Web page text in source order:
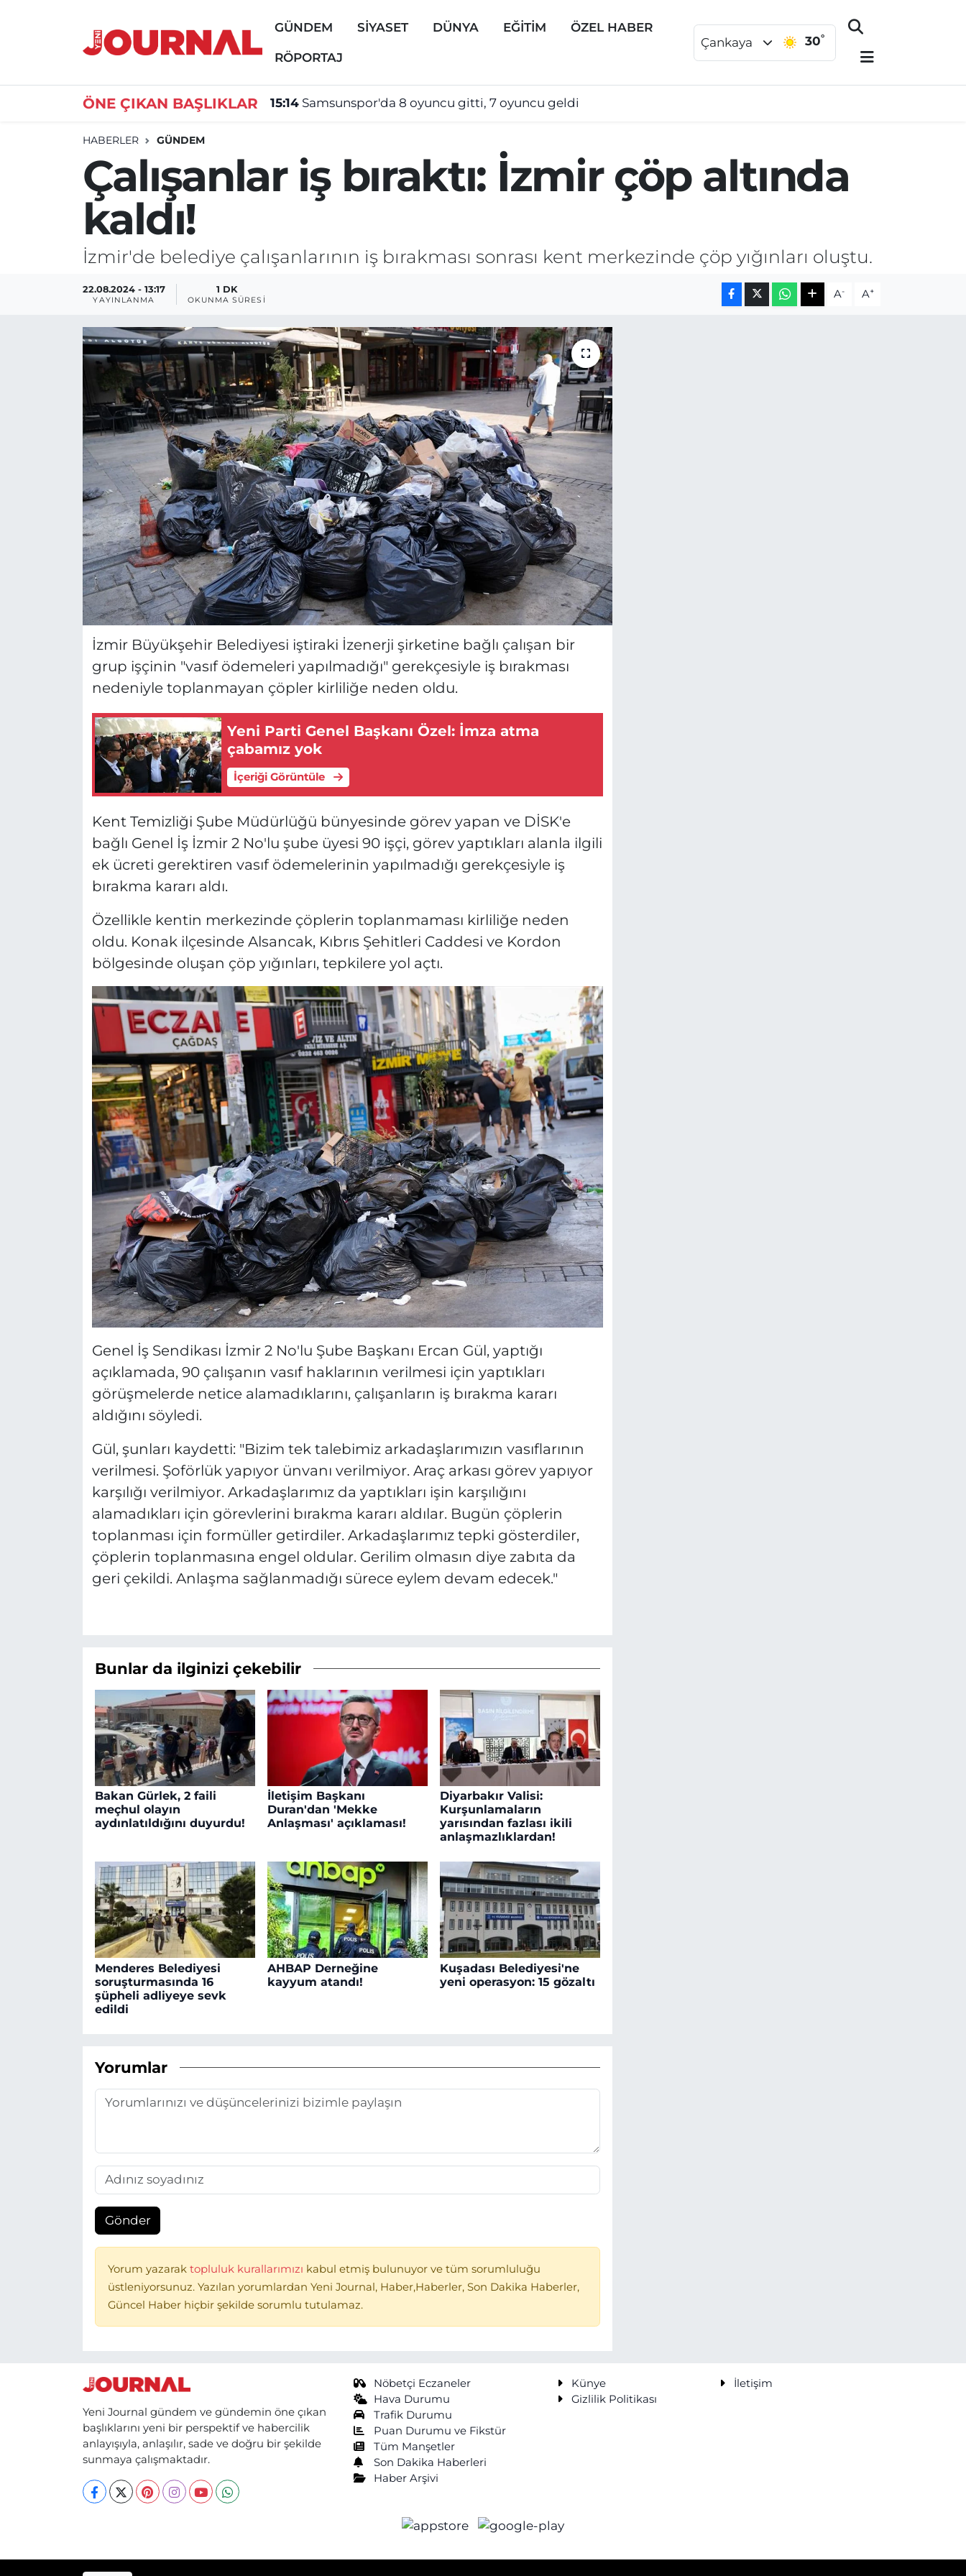
GÜNDEM SİYASET DÜNYA EĞİTİM ÖZEL HABER
RÖPORTAJ
Çankaya 30°
ÖNE ÇIKAN BAŞLIKLAR 15:14 Samsunspor'da 8 oyuncu gitti, 7 oyuncu geldi
HABERLER GÜNDEM
Çalışanlar iş bıraktı: İzmir çöp altında
kaldı!
İzmir'de belediye çalışanlarının iş bırakması sonrası kent merkezinde çöp yığınları oluştu.
22.08.2024 - 13:17
YAYINLANMA
1 DK
OKUNMA SÜRESI A- A+
İzmir Büyükşehir Belediyesi iştiraki İzenerji şirketine bağlı çalışan bir
grup işçinin "vasıf ödemeleri yapılmadığı" gerekçesiyle iş bırakması
nedeniyle toplanmayan çöpler kirliliğe neden oldu.
Yeni Parti Genel Başkanı Özel: İmza atma
çabamız yok
İçeriği Görüntüle
Kent Temizliği Şube Müdürlüğü bünyesinde görev yapan ve DİSK'e
bağlı Genel İş İzmir 2 No'lu şube üyesi 90 işçi, görev yaptıkları alanla ilgili
ek ücreti gerektiren vasıf ödemelerinin yapılmadığı gerekçesiyle iş
bırakma kararı aldı.
Özellikle kentin merkezinde çöplerin toplanmaması kirliliğe neden
oldu. Konak ilçesinde Alsancak, Kıbrıs Şehitleri Caddesi ve Kordon
bölgesinde oluşan çöp yığınları, tepkilere yol açtı.
Genel İş Sendikası İzmir 2 No'lu Şube Başkanı Ercan Gül, yaptığı
açıklamada, 90 çalışanın vasıf haklarının verilmesi için yaptıkları
görüşmelerde netice alamadıklarını, çalışanların iş bırakma kararı
aldığını söyledi.
Gül, şunları kaydetti: "Bizim tek talebimiz arkadaşlarımızın vasıflarının
verilmesi. Şoförlük yapıyor ünvanı verilmiyor. Araç arkası görev yapıyor
karşılığı verilmiyor. Arkadaşlarımız da yaptıkları işin karşılığını
alamadıkları için görevlerini bırakma kararı aldılar. Bugün çöplerin
toplanması için formüller getirdiler. Arkadaşlarımız tepki gösterdiler,
çöplerin toplanmasına engel oldular. Gerilim olmasın diye zabıta da
geri çekildi. Anlaşma sağlanmadığı sürece eylem devam edecek."
Bunlar da ilginizi çekebilir
Bakan Gürlek, 2 faili
meçhul olayın
aydınlatıldığını duyurdu!
İletişim Başkanı
Duran'dan 'Mekke
Anlaşması' açıklaması!
Diyarbakır Valisi:
Kurşunlamaların
yarısından fazlası ikili
anlaşmazlıklardan!
Menderes Belediyesi
soruşturmasında 16
şüpheli adliyeye sevk
edildi
AHBAP Derneğine
kayyum atandı!
Kuşadası Belediyesi'ne
yeni operasyon: 15 gözaltı
Yorumlar
Gönder
Yorum yazarak topluluk kurallarımızı kabul etmiş bulunuyor ve tüm sorumluluğu
üstleniyorsunuz. Yazılan yorumlardan Yeni Journal, Haber,Haberler, Son Dakika Haberler,
Güncel Haber hiçbir şekilde sorumlu tutulamaz.
Yeni Journal gündem ve gündemin öne çıkan
başlıklarını yeni bir perspektif ve habercilik
anlayışıyla, anlaşılır, sade ve doğru bir şekilde
sunmaya çalışmaktadır.
Nöbetçi Eczaneler
Hava Durumu
Trafik Durumu
Puan Durumu ve Fikstür
Tüm Manşetler
Son Dakika Haberleri
Haber Arşivi
Künye
İletişim
Gizlilik Politikası
GÜNDEM
DÜNYA
EĞİTİM
ÖZEL HABER
Nöbetçi Eczaneler
Süper Lig Puan Durumu ve Fikstür
Tüm Manşetler
Son Dakika Haberleri